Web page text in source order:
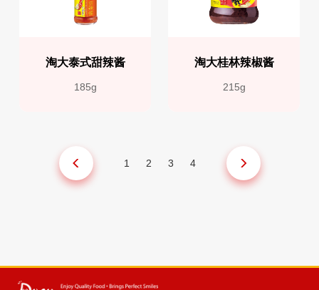
淘大泰式甜辣酱
185g
淘大桂林辣椒酱
215g
1 2 3 4